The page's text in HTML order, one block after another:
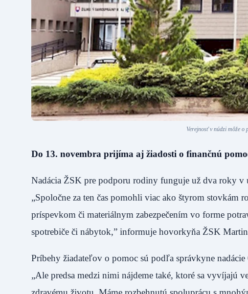
Verejnosť v núdzi môže
Do 13. novembra prijíma aj žiadosti o finančnú
Nadácia ŽSK pre podporu rodiny funguje už dva roky
„Spoločne za ten čas pomohli viac ako štyrom
príspevkom či materiálnym zabezpečením vo forme
spotrebiče či nábytok,” informuje hovorkyňa ŽSK
Príbehy žiadateľov o pomoc sú podľa správkyne
„Ale predsa medzi nimi nájdeme také, ktoré sa vyvíjajú